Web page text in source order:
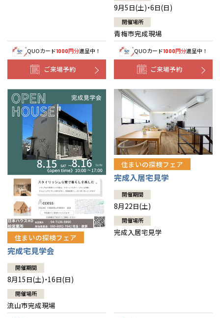
QUOカード1000円分進呈中！
ご来場予約
9月5日(土)・6日(日)
開催場所
青梅市完成現場
QUOカード1000円分進呈中！
ご来場予約
住まいの探検フェア
完成宅見学会
開催期間
8月15日(土)・16日(日)
開催場所
流山市完成現場
住まいの探検フェア
完成入居宅見学
開催期間
8月22日(土)
開催場所
完成入居宅見学